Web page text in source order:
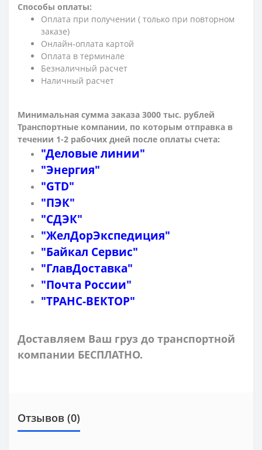
Способы оплаты:
Оплата при получении ( только при повторном
заказе)
Онлайн-оплата картой
Оплата в терминале
Безналичный расчет
Наличный расчет
Минимальная сумма заказа 3000 тыс. рублей
Транспортные компании, по которым отправка в
течении 1-2 рабочих дней после оплаты счета:
"Деловые линии"
"Энергия"
"GTD"
"ПЭК"
"СДЭК"
"ЖелДорЭкспедиция"
"Байкал Сервис"
"ГлавДоставка"
"Почта России"
"ТРАНС-ВЕКТОР"
Доставляем Ваш груз до транспортной
компании БЕСПЛАТНО.
Отзывов (0)